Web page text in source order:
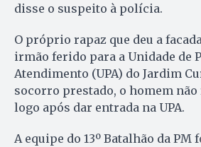
disse o suspeito à polícia.
O próprio rapaz que deu a
irmão ferido para a Unidade de
Atendimento (UPA) do Jardim
socorro prestado, o homem
logo após dar entrada na UPA.
A equipe do 13º Batalhão da PM